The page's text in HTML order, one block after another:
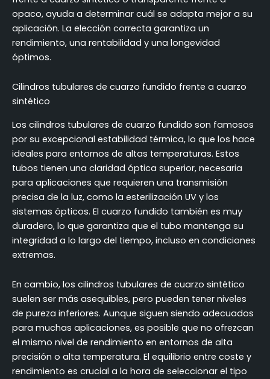
opaco, ayuda a determinar cuál se adapta mejor a su
aplicación. La elección correcta garantiza un
rendimiento, una rentabilidad y una longevidad
óptimos.
Cilindros tubulares de cuarzo fundido frente a cuarzo
sintético
Los cilindros tubulares de cuarzo fundido son famosos
por su excepcional estabilidad térmica, lo que los hace
ideales para entornos de altas temperaturas. Estos
tubos tienen una claridad óptica superior, necesaria
para aplicaciones que requieren una transmisión
precisa de la luz, como la esterilización UV y los
sistemas ópticos. El cuarzo fundido también es muy
duradero, lo que garantiza que el tubo mantenga su
integridad a lo largo del tiempo, incluso en condiciones
extremas.
En cambio, los cilindros tubulares de cuarzo sintético
suelen ser más asequibles, pero pueden tener niveles
de pureza inferiores. Aunque siguen siendo adecuados
para muchas aplicaciones, es posible que no ofrezcan
el mismo nivel de rendimiento en entornos de alta
precisión o alta temperatura. El equilibrio entre coste y
rendimiento es crucial a la hora de seleccionar el tipo